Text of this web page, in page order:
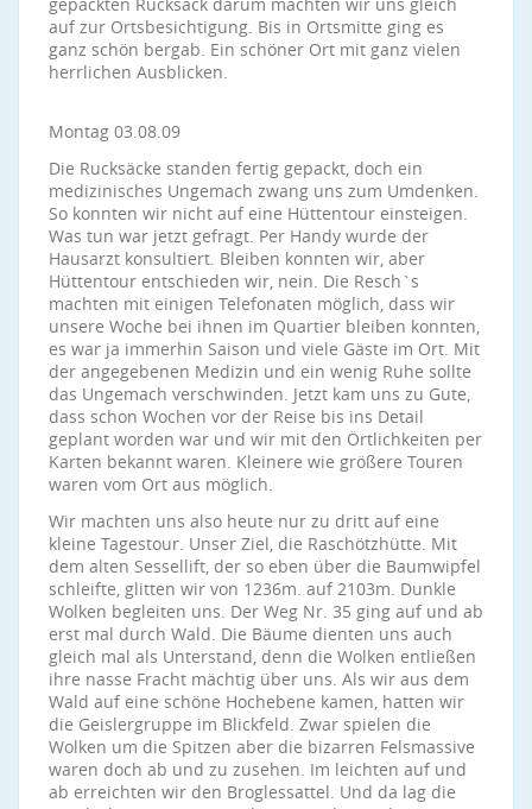
auf zur Ortsbesichtigung. Bis in Ortsmitte ging es
ganz schön bergab. Ein schöner Ort mit ganz vielen
herrlichen Ausblicken.
Montag 03.08.09
Die Rucksäcke standen fertig gepackt, doch ein
medizinisches Ungemach zwang uns zum Umdenken.
So konnten wir nicht auf eine Hüttentour einsteigen.
Was tun war jetzt gefragt. Per Handy wurde der
Hausarzt konsultiert. Bleiben konnten wir, aber
Hüttentour entschieden wir, nein. Die Resch`s
machten mit einigen Telefonaten möglich, dass wir
unsere Woche bei ihnen im Quartier bleiben konnten,
es war ja immerhin Saison und viele Gäste im Ort. Mit
der angegebenen Medizin und ein wenig Ruhe sollte
das Ungemach verschwinden. Jetzt kam uns zu Gute,
dass schon Wochen vor der Reise bis ins Detail
geplant worden war und wir mit den Örtlichkeiten per
Karten bekannt waren. Kleinere wie größere Touren
waren vom Ort aus möglich.
Wir machten uns also heute nur zu dritt auf eine
kleine Tagestour. Unser Ziel, die Raschötzhütte. Mit
dem alten Sessellift, der so eben über die Baumwipfel
schleifte, glitten wir von 1236m. auf 2103m. Dunkle
Wolken begleiten uns. Der Weg Nr. 35 ging auf und ab
erst mal durch Wald. Die Bäume dienten uns auch
gleich mal als Unterstand, denn die Wolken entließen
ihre nasse Fracht mächtig über uns. Als wir aus dem
Wald auf eine schöne Hochebene kamen, hatten wir
die Geislergruppe im Blickfeld. Zwar spielen die
Wolken um die Spitzen aber die bizarren Felsmassive
waren doch ab und zu zusehen. Im leichten auf und
ab erreichten wir den Broglessattel. Und da lag die